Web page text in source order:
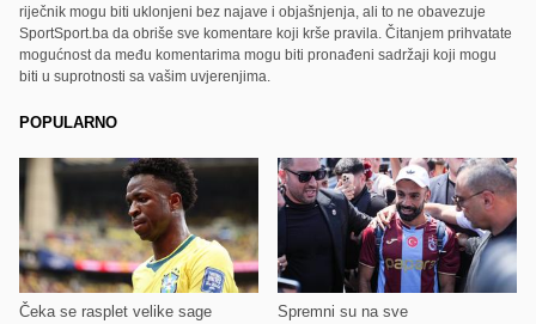
riječnik mogu biti uklonjeni bez najave i objašnjenja, ali to ne obavezuje
SportSport.ba da obriše sve komentare koji krše pravila. Čitanjem prihvatate
mogućnost da među komentarima mogu biti pronađeni sadržaji koji mogu
biti u suprotnosti sa vašim uvjerenjima.
POPULARNO
Čeka se rasplet velike sage Spremni su na sve